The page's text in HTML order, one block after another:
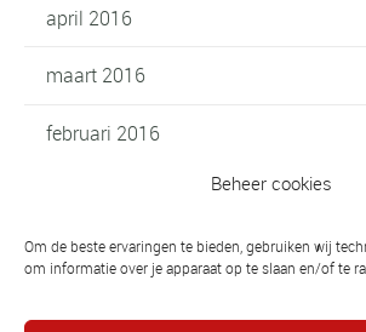
Beheer cookies
Om de beste ervaringen te bieden, gebruiken wij
om informatie over je apparaat op te slaan en/of te
april 2016
maart 2016
februari 2016
oktober 2015